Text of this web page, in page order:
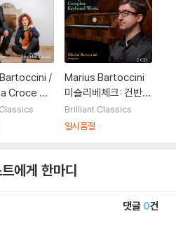
/
Croce 미
: 포르테
이올린을
&
Marius Bartoccini
미슬리베체크: 건반
작품 전곡 외 (Mysliv
ecek: Complete K
Brilliant Classics
일시품절
에게 한마디
댓글 0건